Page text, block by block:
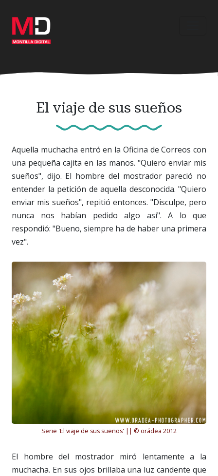
contenido
principal
El viaje de sus sueños
Aquella muchacha entró en la Oficina de Correos con
una pequeña cajita en las manos. "Quiero enviar mis
sueños", dijo. El hombre del mostrador pareció no
entender la petición de aquella desconocida. "Quiero
enviar mis sueños", repitió entonces. "Disculpe, pero
nunca nos habían pedido algo así". A lo que
respondió: "Bueno, siempre ha de haber una primera
vez".
Serie 'El viaje de sus sueños' || © orádea 2012
El hombre del mostrador miró lentamente a la
muchacha. En sus ojos brillaba una luz candente que